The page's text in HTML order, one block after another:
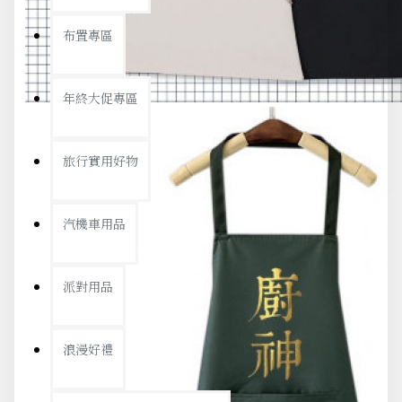
布置專區
年終大促專區
旅行實用好物
汽機車用品
派對用品
浪漫好禮